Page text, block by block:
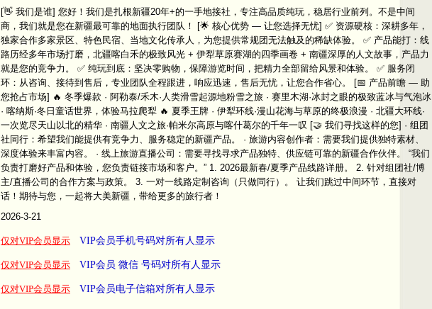
[👋 我们是谁] 您好！我们是扎根新疆20年+的一手地接社，专注高品质纯玩，稳居行业前列。不是中间
商，我们就是您在新疆最可靠的地面执行团队！ [🌟 核心优势 — 让您选择无忧] ✅ 资源硬核：深耕多年，
独家合作多家景区、特色民宿、当地文化传承人，为您提供常规团无法触及的稀缺体验。 ✅ 产品能打：线
路历经多年市场打磨，北疆喀白禾的极致风光 + 伊犁草原赛湖的四季画卷 + 南疆深厚的人文故事，产品力
就是您的竞争力。 ✅ 纯玩到底：坚决零购物，保障游览时间，把精力全部留给风景和体验。 ✅ 服务闭
环：从咨询、接待到售后，专业团队全程跟进，响应迅速，售后无忧，让您合作省心。 [📅 产品前瞻 — 助
您抢占市场] 🔥 冬季爆款 · 阿勒泰/禾木·人类滑雪起源地粉雪之旅 · 赛里木湖·冰封之眼的极致蓝冰与气泡冰
· 喀纳斯·冬日童话世界，体验马拉爬犁 🔥 夏季王牌 · 伊犁环线·漫山花海与草原的终极浪漫 · 北疆大环线·
一次览尽天山以北的精华 · 南疆人文之旅·帕米尔高原与喀什葛尔的千年一叹 [🤝 我们寻找这样的您] · 组团
社同行：希望我们能提供有竞争力、服务稳定的新疆产品。 · 旅游内容创作者：需要我们提供独特素材、
深度体验来丰富内容。 · 线上旅游直播公司：需要寻找寻求产品独特、供应链可靠的新疆合作伙伴。 “我们
负责打磨好产品和体验，您负责链接市场和客户。” 1. 2026最新春/夏季产品线路详册。 2. 针对组团社/博
主/直播公司的合作方案与政策。 3. 一对一线路定制咨询（只做同行）。 让我们跳过中间环节，直接对
话！期待与您，一起将大美新疆，带给更多的旅行者！
2026-3-21
仅对VIP会员显示 VIP会员手机号码对所有人显示
仅对VIP会员显示 VIP会员 微信 号码对所有人显示
仅对VIP会员显示 VIP会员电子信箱对所有人显示